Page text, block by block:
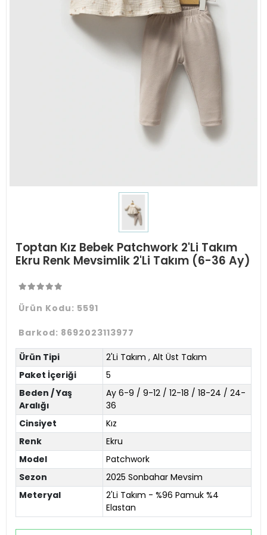
Toptan Kız Bebek Patchwork 2'Li Takım
Ekru Renk Mevsimlik 2'Li Takım (6-36 Ay)
Ürün Kodu: 5591
Barkod: 8692023113977
Ürün Tipi 2'Li Takım , Alt Üst Takım
Paket İçeriği
5
Beden / Yaş
Aralığı
Ay 6-9 / 9-12 / 12-18 / 18-24 / 24-
36
Cinsiyet
Kız
Renk
Ekru
Model
Patchwork
Sezon
2025 Sonbahar Mevsim
Meteryal
2'Li Takım - %96 Pamuk %4
Elastan